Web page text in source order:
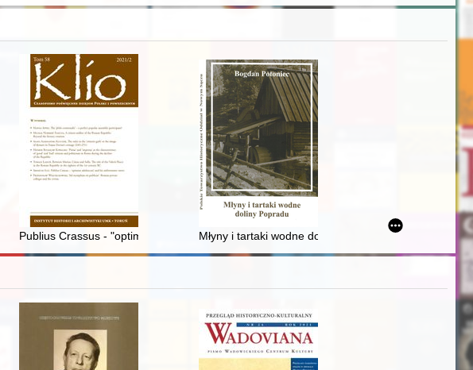
w Katolickim Uniwersytecie Lubelskim Jana Pawła II
w Polsce
w Paryżu w latach 1919-1921 : pozyskiwanie i transport zagranicznego materiału
Publius Crassus - "optimus adulescens" and his unfortunate career
Młyny i tartaki wodne doliny Popradu